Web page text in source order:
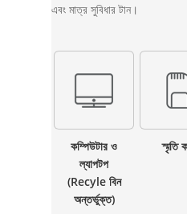
এবং মাত্র সুবিধার টান।
কম্পিউটার ও
ল্যাপটপ
(Recyle বিন
অন্তর্ভুক্ত)
স্মৃতি